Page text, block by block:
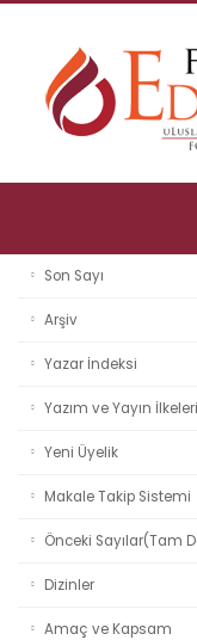
Son Sayı
Arşiv
Yazar İndeksi
Yazım ve Yayın İlkeleri
Yeni Üyelik
Makale Takip Sistemi
Önceki Sayılar(Tam
Dizinler
Amaç ve Kapsam